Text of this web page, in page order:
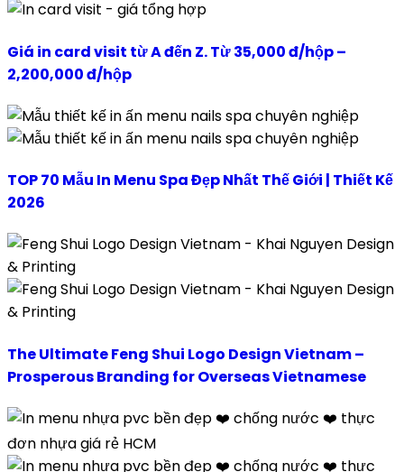
Giá in card visit từ A đến Z. Từ 35,000 đ/hộp –
2,200,000 đ/hộp
TOP 70 Mẫu In Menu Spa Đẹp Nhất Thế Giới | Thiết Kế
2026
The Ultimate Feng Shui Logo Design Vietnam –
Prosperous Branding for Overseas Vietnamese